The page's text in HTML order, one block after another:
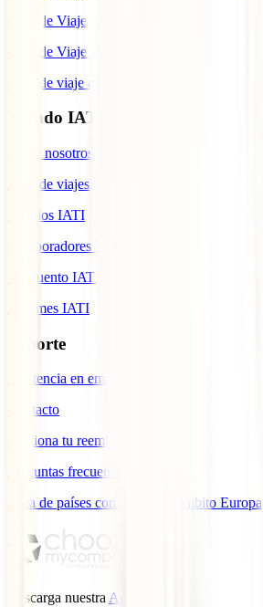
Guía de Viaje a Marruecos
Guía de Viaje a Cuba
Guía de viaje a Indonesia
Mundo IATI
Sobre nosotros
Blog de viajes
Premios IATI
Colaboradores IATI
Descuento IATI
Informes IATI
Soporte
Asistencia en emergencias
Contacto
Gestiona tu reembolso
Preguntas frecuentes
Lista de países con cobertura ámbito Europa
Descarga nuestraApp.